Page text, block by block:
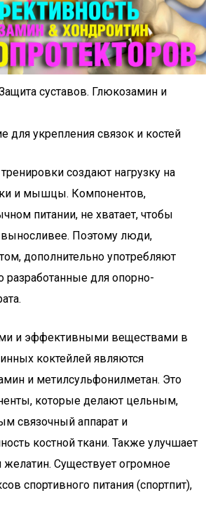
суставов. Глюкозамин и
для укрепления связок и костей
создают нагрузку на
и мышцы. Компонентов,
питании, не хватает, чтобы
выносливее. Поэтому люди,
дополнительно употребляют
разработанные для опорно-
и эффективными веществами в
коктейлей являются
и метилсульфонилметан. Это
которые делают цельным,
связочный аппарат и
костной ткани. Также улучшает
Существует огромное
спортивного питания (спортпит),